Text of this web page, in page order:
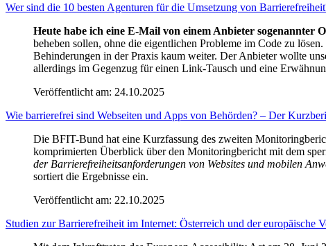
Wer sind die 10 besten Agenturen für die Umsetzung von
Heute habe ich eine E-Mail von einem Anbieter sogenannter
beheben sollen, ohne die eigentlichen Probleme im Code zu
Behinderungen in der Praxis kaum weiter. Der Anbieter wollte
allerdings im Gegenzug für einen Link-Tausch und eine
Veröffentlicht am: 24.10.2025
Wie barrierefrei sind Webseiten und Apps von Behörden? – Der
Die BFIT-Bund hat eine Kurzfassung des zweiten
komprimierten Überblick über den Monitoringbericht mit dem
der Barrierefreiheitsanforderungen von Websites und mobilen
sortiert die Ergebnisse ein.
Veröffentlicht am: 22.10.2025
Studien zur Barrierefreiheit im Internet: Österreich und der europäische